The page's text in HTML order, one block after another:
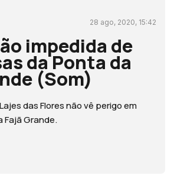
28 ago, 2020, 15:42
impedida de
da Ponta da
(Som)
das Flores não vê perigo em
Fajã Grande.